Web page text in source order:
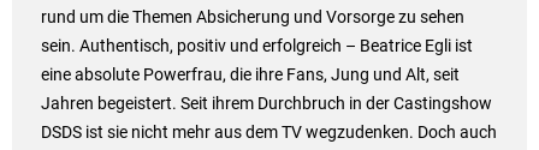
rund um die Themen Absicherung und Vorsorge zu sehen
sein. Authentisch, positiv und erfolgreich – Beatrice Egli ist
eine absolute Powerfrau, die ihre Fans, Jung und Alt, seit
Jahren begeistert. Seit ihrem Durchbruch in der Castingshow
DSDS ist sie nicht mehr aus dem TV wegzudenken. Doch auch